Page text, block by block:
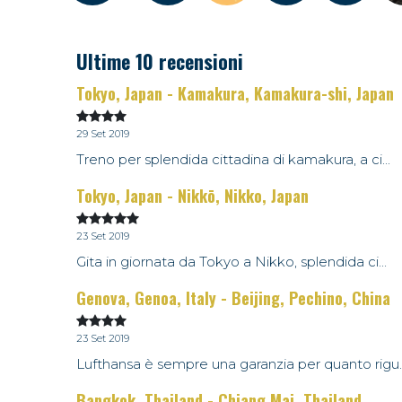
Ultime 10 recensioni
Tokyo, Japan - Kamakura, Kamakura-shi, Japan
29 Set 2019
Treno per splendida cittadina di kamakura, a ci...
Tokyo, Japan - Nikkō, Nikko, Japan
23 Set 2019
Gita in giornata da Tokyo a Nikko, splendida ci...
Genova, Genoa, Italy - Beijing, Pechino, China
23 Set 2019
Lufthansa è sempre una garanzia per quanto